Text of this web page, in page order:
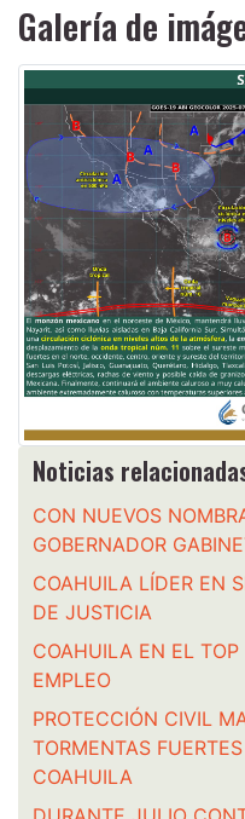
Galería de
Noticias
CON NUEVOS
GOBERNADOR
COAHUILA LÍDER EN
DE JUSTICIA
COAHUILA EN EL
EMPLEO
PROTECCIÓN CIVIL
TORMENTAS
COAHUILA